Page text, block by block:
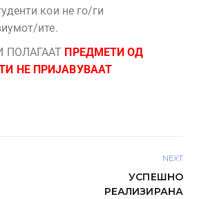
кои не го/ги
от/ите.
ПОЛАГААТ ПРЕДМЕТИ ОД
НЕ ПРИЈАВУВААТ
NEXT
УСПЕШНО
РЕАЛИЗИРАНА